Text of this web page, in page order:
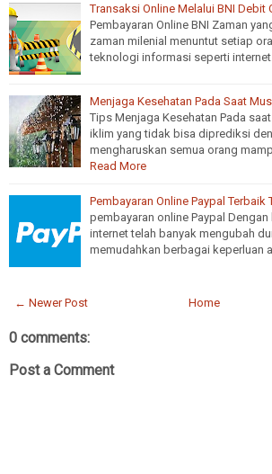
Transaksi Online Melalui BNI Debit
Pembayaran Online BNI Zaman
zaman milenial menuntut setiap
teknologi informasi seperti internet.
Menjaga Kesehatan Pada Saat
Tips Menjaga Kesehatan Pada
iklim yang tidak bisa diprediksi
mengharuskan semua orang
Read More
Pembayaran Online Paypal Terbaik
pembayaran online Paypal
internet telah banyak mengubah
memudahkan berbagai keperluan
← Newer Post Home
0 comments:
Post a Comment